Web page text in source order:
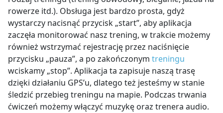
rowerze itd.). Obsługa jest bardzo prosta, gdyż
wystarczy nacisnąć przycisk „start”, aby aplikacja
zaczęła monitorować nasz trening, w trakcie możemy
również wstrzymać rejestrację przez naciśnięcie
przycisku „pauza”, a po zakończonym treningu
wciskamy „stop”. Aplikacja ta zapisuje naszą trasę
dzięki działaniu GPS’u, dlatego też jesteśmy w stanie
śledzić przebieg treningu na mapie. Podczas trwania
ćwiczeń możemy włączyć muzykę oraz trenera audio.